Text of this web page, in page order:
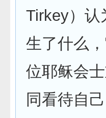
Tirkey）认
生了什么
位耶稣会
同看待自